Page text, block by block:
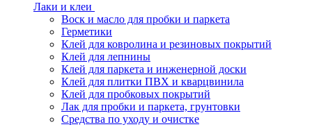
Лаки и клеи
Воск и масло для пробки и паркета
Герметики
Клей для ковролина и резиновых покрытий
Клей для лепнины
Клей для паркета и инженерной доски
Клей для плитки ПВХ и кварцвинила
Клей для пробковых покрытий
Лак для пробки и паркета, грунтовки
Средства по уходу и очистке